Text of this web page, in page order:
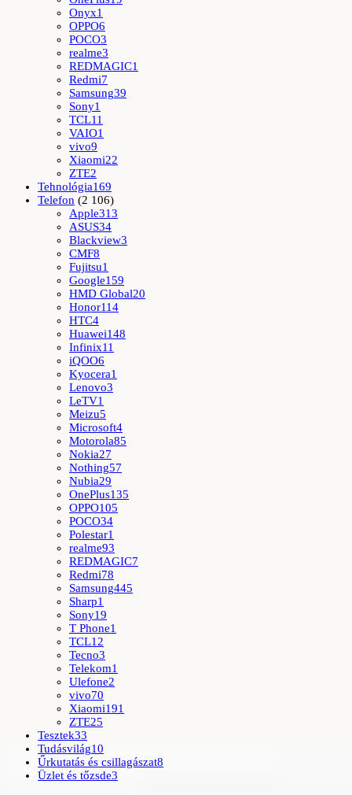
Onyx1
OPPO6
POCO3
realme3
REDMAGIC1
Redmi7
Samsung39
Sony1
TCL11
VAIO1
vivo9
Xiaomi22
ZTE2
Tehnológia169
Telefon (2 106)
Apple313
ASUS34
Blackview3
CMF8
Fujitsu1
Google159
HMD Global20
Honor114
HTC4
Huawei148
Infinix11
iQOO6
Kyocera1
Lenovo3
LeTV1
Meizu5
Microsoft4
Motorola85
Nokia27
Nothing57
Nubia29
OnePlus135
OPPO105
POCO34
Polestar1
realme93
REDMAGIC7
Redmi78
Samsung445
Sharp1
Sony19
T Phone1
TCL12
Tecno3
Telekom1
Ulefone2
vivo70
Xiaomi191
ZTE25
Tesztek33
Tudásvilág10
Űrkutatás és csillagászat8
Üzlet és tőzsde3